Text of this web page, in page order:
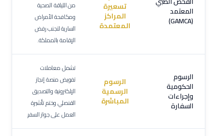
المعتمد
(GAMCA)
تسعيرة
المراكز
المعتمدة
من اللياقة الصحية
ومكافحة الأمراض
السارية لتجنب رفض
الإقامة بالمملكة.
الرسوم
الحكومية
وإجراءات
السفارة
الرسوم
الرسمية
المباشرة
تشمل معاملات
تفويض منصة إنجاز
الإلكترونية والتصديق
القنصلي وختم تأشيرة
العمل على جواز السفر.